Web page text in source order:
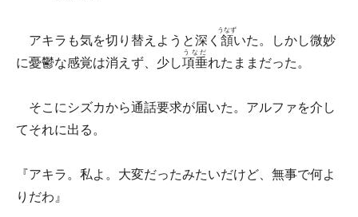
アキラも気を切り替えようと深く 頷
うなず
いた。しかし微妙
に憂鬱な感覚は消えず、少し項垂
うなだ
れたままだった。
そこにシズカから通話要求が届いた。アルファを介し
てそれに出る。
『アキラ。私よ。大変だったみたいだけど、無事で何よ
りだわ』